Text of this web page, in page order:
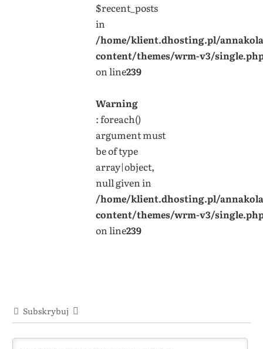
$recent_posts
in
/home/klient.dhosting.pl/
content/themes/wrm-v3/
on line239
Warning
: foreach()
argument must
be of type
array|object,
null given in
/home/klient.dhosting.pl/
content/themes/wrm-v3/
on line239
Subskrybuj